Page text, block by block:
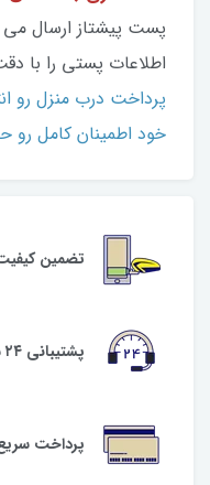
پست پیشتاز ارسال
اطلاعات پستی را با
پرداخت درب منزل رو
خود اطمینان کامل رو
تضمین
پشتیبانی ۲۴ ساعته
پرداخت